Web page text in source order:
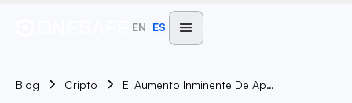
EN ES
Blog Cripto El Aumento Inminente De Apeing En El Mercado De Meme Coins